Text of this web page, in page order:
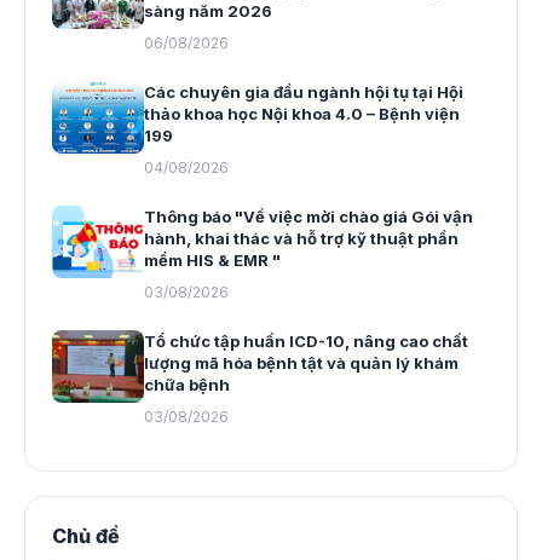
sàng năm 2026
06/08/2026
Các chuyên gia đầu ngành hội tụ tại Hội
thảo khoa học Nội khoa 4.0 – Bệnh viện
199
04/08/2026
Thông báo "Về việc mời chào giá Gói vận
hành, khai thác và hỗ trợ kỹ thuật phần
mềm HIS & EMR "
03/08/2026
Tổ chức tập huấn ICD-10, nâng cao chất
lượng mã hóa bệnh tật và quản lý khám
chữa bệnh
03/08/2026
Chủ đề